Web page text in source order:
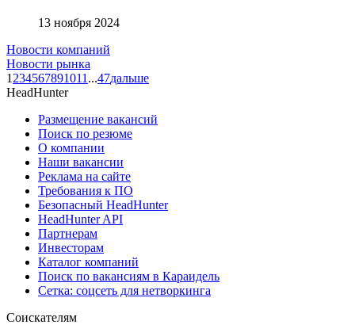
13 ноября 2024
Новости компаний
Новости рынка
1 234567891011 ...47дальше
HeadHunter
Размещение вакансий
Поиск по резюме
О компании
Наши вакансии
Реклама на сайте
Требования к ПО
Безопасный HeadHunter
HeadHunter API
Партнерам
Инвесторам
Каталог компаний
Поиск по вакансиям в Караидель
Сетка: соцсеть для нетворкинга
Соискателям